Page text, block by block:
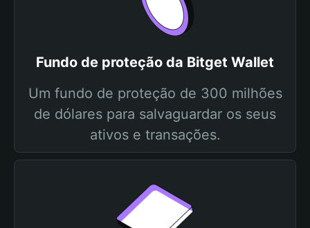
Fundo de proteção da Bitget Wallet
Um fundo de proteção de 300 milhões
de dólares para salvaguardar os seus
ativos e transações.